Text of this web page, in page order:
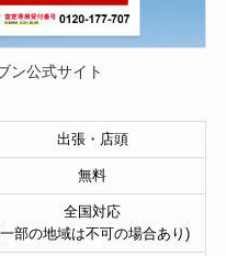
ン公式サイト
出張・店頭
無料
全国対応
部の地域は不可の場合あり)